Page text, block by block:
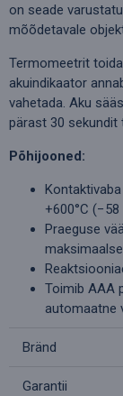
on seade
mõõdetavale
Termomeetrit
akuindikaator
vahetada. Aku
pärast 30 sekundit
Põhijooned:
+600°C (−58
Praeguse
Toimib AAA
automaatne
Bränd
Garantii